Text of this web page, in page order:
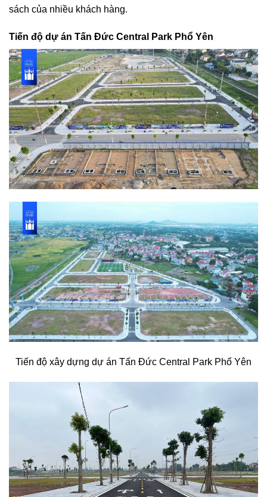
sách của nhiều khách hàng.
Tiến độ dự án Tấn Đức Central Park Phổ Yên
Tiến độ xây dựng dự án Tấn Đức Central Park Phổ Yên